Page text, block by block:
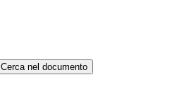
Cerca nel documento